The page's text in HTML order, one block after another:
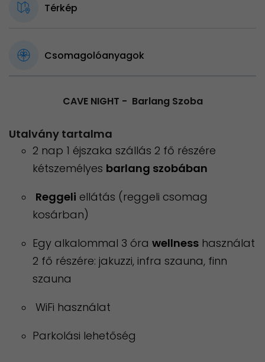
Térkép
Csomagolóanyagok
CAVE NIGHT - Barlang Szoba
Utalvány tartalma
2 nap 1 éjszaka szállás 2 fő részére
kétszemélyes barlang szobában
Reggeli ellátás (reggeli csomag
kosárban)
Egy alkalommal 3 óra wellness használat
2 fő részére: jakuzzi, infra szauna, finn
szauna
WiFi használat
Parkolási lehetőség